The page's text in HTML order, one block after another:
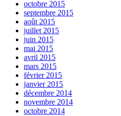
octobre 2015
septembre 2015
août 2015
juillet 2015
juin 2015
mai 2015
avril 2015
mars 2015
février 2015
janvier 2015
décembre 2014
novembre 2014
octobre 2014